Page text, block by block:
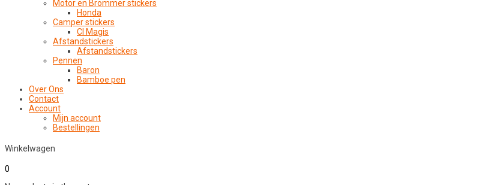
Motor en Brommer stickers
Honda
Camper stickers
CI Magis
Afstandstickers
Afstandstickers
Pennen
Baron
Bamboe pen
Over Ons
Contact
Account
Mijn account
Bestellingen
Winkelwagen
0